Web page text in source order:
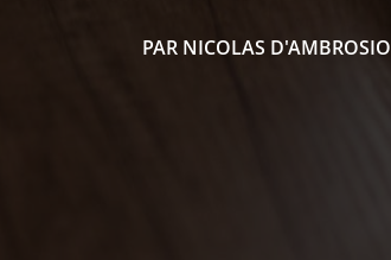
PAR NICOLAS D'AMBROSIO